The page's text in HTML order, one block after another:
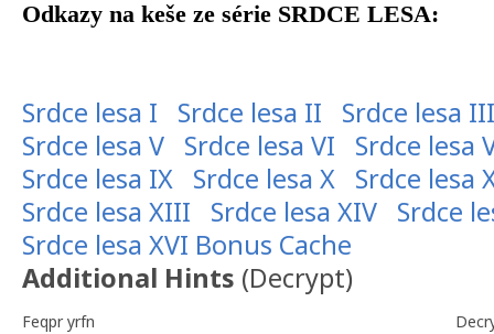
Odkazy na keše ze série SRDCE LESA:
Srdce lesa I Srdce lesa II
Srdce lesa III
Srdce lesa V Srdce lesa VI
Srdce lesa
Srdce lesa IX Srdce lesa X Srdce lesa
Srdce lesa XIII
Srdce lesa XIV Srdce
Srdce lesa XVI Bonus Cache
Additional Hints (Decrypt)
Feqpr yrfn